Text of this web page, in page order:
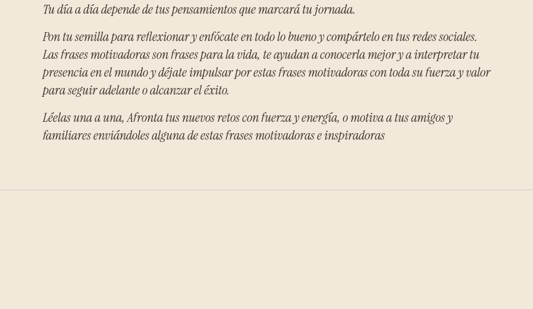
Tu día a día depende de tus pensamientos que marcará tu jornada.
Pon tu semilla para reflexionar y enfócate en todo lo bueno y compártelo en tus redes sociales.
Las frases motivadoras son frases para la vida, te ayudan a conocerla mejor y a interpretar tu
presencia en el mundo y déjate impulsar por estas frases motivadoras con toda su fuerza y valor
para seguir adelante o alcanzar el éxito.
Léelas una a una, Afronta tus nuevos retos con fuerza y energía, o motiva a tus amigos y
familiares enviándoles alguna de estas frases motivadoras e inspiradoras